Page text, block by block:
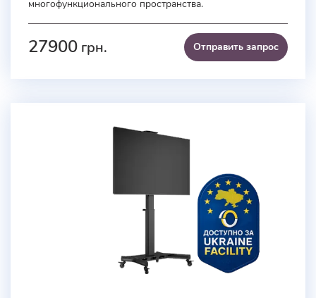
многофункционального пространства.
27900 грн. Отправить запроc